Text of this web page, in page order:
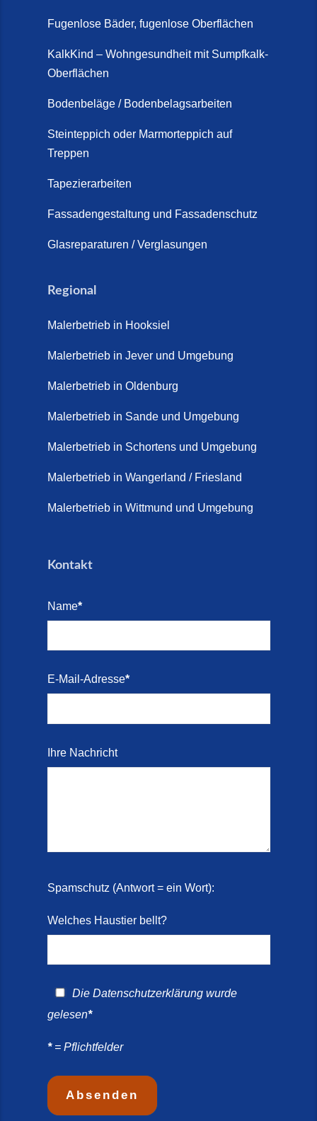
Fugenlose Bäder, fugenlose Oberflächen
KalkKind – Wohngesundheit mit Sumpfkalk-
Oberflächen
Bodenbeläge / Bodenbelagsarbeiten
Steinteppich oder Marmorteppich auf
Treppen
Tapezierarbeiten
Fassadengestaltung und Fassadenschutz
Glasreparaturen / Verglasungen
Regional
Malerbetrieb in Hooksiel
Malerbetrieb in Jever und Umgebung
Malerbetrieb in Oldenburg
Malerbetrieb in Sande und Umgebung
Malerbetrieb in Schortens und Umgebung
Malerbetrieb in Wangerland / Friesland
Malerbetrieb in Wittmund und Umgebung
Kontakt
Name*
E-Mail-Adresse*
Ihre Nachricht
Spamschutz (Antwort = ein Wort):
Welches Haustier bellt?
Die Datenschutzerklärungwurde
gelesen*
*= Pflichtfelder